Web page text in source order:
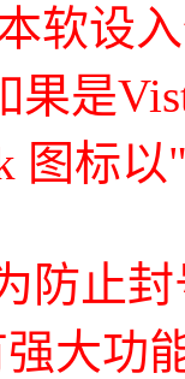
软设
果是
图标
防止
强大功